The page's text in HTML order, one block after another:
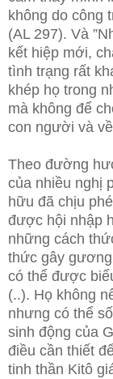
không do công
(AL 297). Và
kết hiệp mới,
tình trạng rất
khép họ trong
mà không để
con người và
Theo đường
của nhiều nghị
hữu đã chịu
được hội nhập
những cách
thức gây
có thể được
(..). Họ không
nhưng có thể
sinh động của
điều cần thiết
tinh thần Kitô